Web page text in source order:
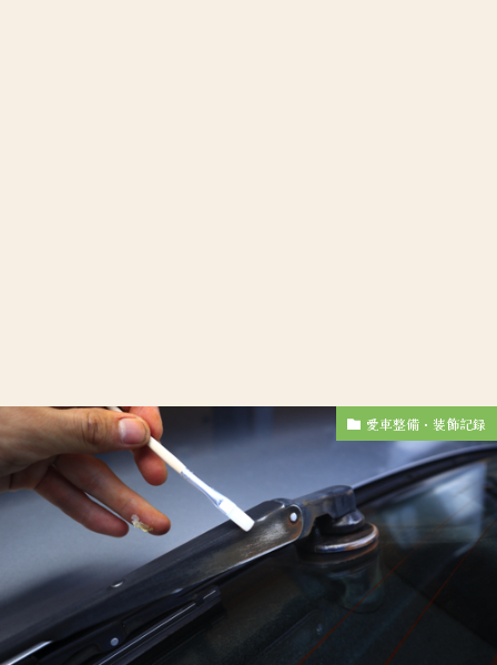
愛車整備・装飾記録